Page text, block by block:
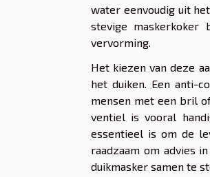
water eenvoudig uit
stevige maskerkoker
vervorming.
Het kiezen van deze
het duiken. Een anti-
mensen met een bril
ventiel is vooral
essentieel is om de
raadzaam om advies
duikmasker samen te